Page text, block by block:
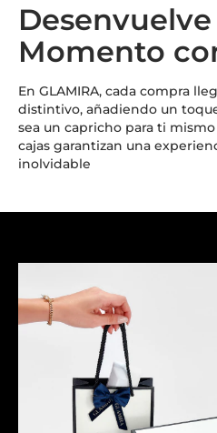
Desenvuelve
Momento
En GLAMIRA, cada compra
distintivo, añadiendo un
sea un capricho para ti
cajas garantizan una
inolvidable